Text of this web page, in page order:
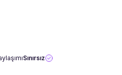
Sınırsız